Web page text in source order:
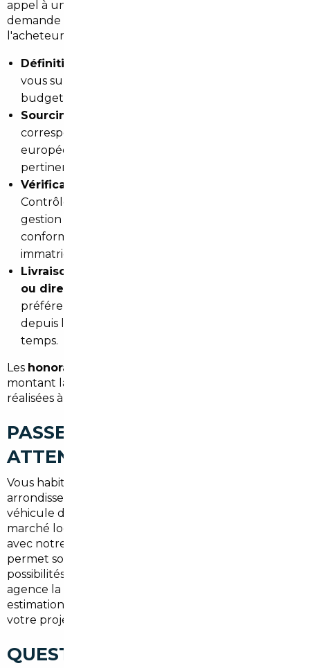
appel à un
demande aucune démarche complexe de la part de
l'acheteur. Voici comment le processus se déroule :
Définition du projet :
vous sur vos besoins réels — modèle, motorisation,
budget, usage. Aucun engagement à cette étape.
Sourcing ciblé :
correspondant auprès de ses partenaires
européens, sélectionne les offres les plus
pertinentes et les vérifie.
Vérification technique et administrative :
Contrôle de l'historique, inspection si nécessaire,
gestion des documents d'importation et de la
conformité française (homologation, quitus fiscal,
immatriculation).
Livraison :
ou directement à votre domicile
préférence et l'option choisie. Pratique, surtout
depuis le centre de Paris où se déplacer prend du
temps.
Les honoraires démarrent à partir de 1 500 €
montant largement compensé par les économies
réalisées à l'achat.
PASSEZ À L'ACTION SANS
ATTENDRE
Vous habitez ou travaillez dans le 3ème
arrondissement et vous envisagez l'achat d'un
véhicule dans les prochains mois ? Ne laissez pas le
marché local dicter son prix. Un premier échange
avec notre équipe est
permet souvent de clarifier rapidement les
possibilités qui s'offrent à vous. Contactez notre
agence la plus proche, à Paris, et obtenez une
estimation concrète des économies potentielles sur
votre projet.
QUESTIONS SUR L'IMPORT DE